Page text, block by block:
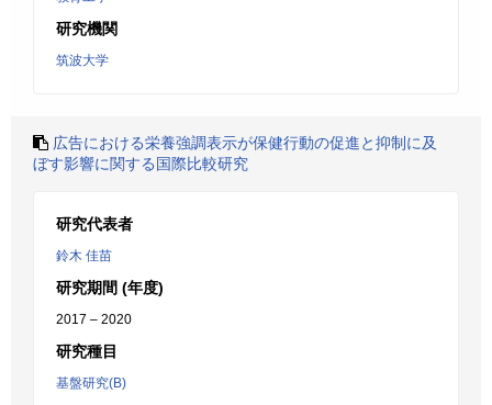
研究機関
筑波大学
広告における栄養強調表示が保健行動の促進と抑制に及
ぼす影響に関する国際比較研究
研究代表者
鈴木 佳苗
研究期間 (年度)
2017 – 2020
研究種目
基盤研究(B)